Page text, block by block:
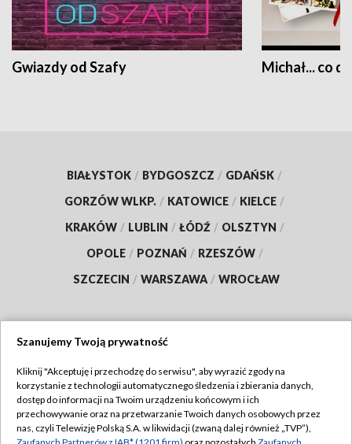
Gwiazdy od Szafy Michał... co
BIAŁYSTOK / BYDGOSZCZ / GDAŃSK /
GORZÓW WLKP. / KATOWICE / KIELCE /
KRAKÓW / LUBLIN / ŁÓDŹ / OLSZTYN /
OPOLE / POZNAŃ / RZESZÓW /
SZCZECIN / WARSZAWA / WROCŁAW
TVP
Abonament TVP
Emisja w TVP
Regulamin TVP
Szanujemy Twoją prywatność
Kliknij "Akceptuję i przechodzę do serwisu", aby wyrazić zgody na
korzystanie z technologii automatycznego śledzenia i zbierania danych,
dostęp do informacji na Twoim urządzeniu końcowym i ich
przechowywanie oraz na przetwarzanie Twoich danych osobowych przez
nas, czyli Telewizję Polską S.A. w likwidacji (zwaną dalej również „TVP”),